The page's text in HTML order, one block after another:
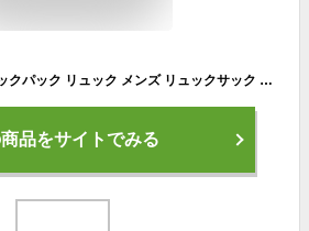
KANGOL カンゴール バックパック リュック メンズ リュックサック バッグ 黒 ブラック レザー シンプル きれいめ 大人 レディース A4サイズ 通勤 通学 学生 大人 おしゃれ かっこいい ブランド
品をサイトでみる